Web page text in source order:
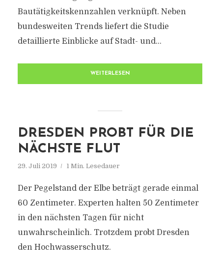
Bautätigkeitskennzahlen verknüpft. Neben
bundesweiten Trends liefert die Studie
detaillierte Einblicke auf Stadt- und...
WEITERLESEN
DRESDEN PROBT FÜR DIE
NÄCHSTE FLUT
29. Juli 2019 1 Min. Lesedauer
Der Pegelstand der Elbe beträgt gerade einmal
60 Zentimeter. Experten halten 50 Zentimeter
in den nächsten Tagen für nicht
unwahrscheinlich. Trotzdem probt Dresden
den Hochwasserschutz.